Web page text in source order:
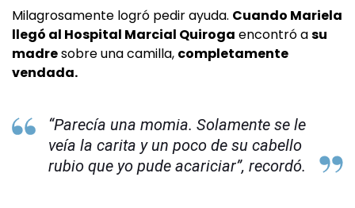
Milagrosamente logró pedir ayuda. Cuando Mariela
llegó al Hospital Marcial Quiroga encontró asu
madresobre una camilla, completamente
vendada.
“Parecía una momia. Solamente se le
veía la carita y un poco de su cabello
rubio que yo pude acariciar”, recordó.